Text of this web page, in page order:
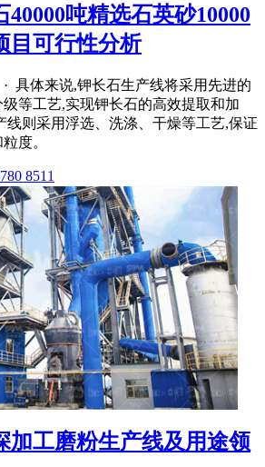
40000吨精选石英砂10000
目可行性分析
· 具体来说,钾长石生产线将采用先进的
等工艺,实现钾长石的高效提取和加
线则采用浮选、洗涤、干燥等工艺,保证
度。
8511
加工磨粉生产线及用途领